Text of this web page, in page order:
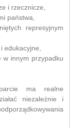
i rzecznicze,
państwa,
represyjnym
edukacyjne,
w innym przypadku
ma realne
niezależnie i